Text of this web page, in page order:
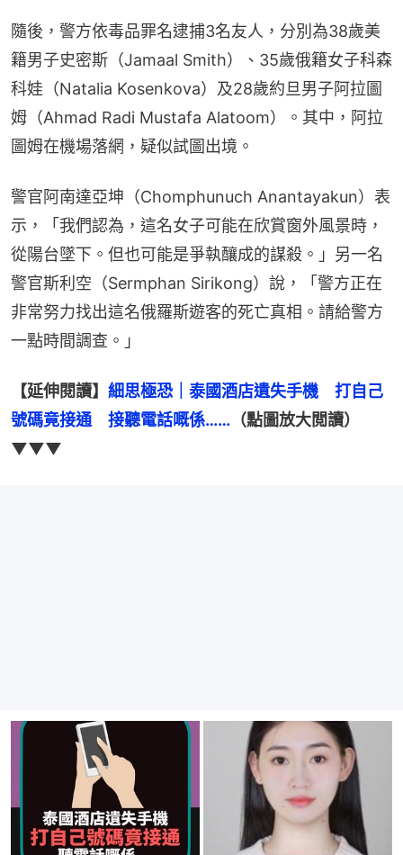
隨後，警方依毒品罪名逮捕3名友人，分別為38歲美
籍男子史密斯（Jamaal Smith）、35歲俄籍女子科森
科娃（Natalia Kosenkova）及28歲約旦男子阿拉圖
姆（Ahmad Radi Mustafa Alatoom）。其中，阿拉
圖姆在機場落網，疑似試圖出境。
警官阿南達亞坤（Chomphunuch Anantayakun）表
示，「我們認為，這名女子可能在欣賞窗外風景時，
從陽台墜下。但也可能是爭執釀成的謀殺。」另一名
警官斯利空（Sermphan Sirikong）說，「警方正在
非常努力找出這名俄羅斯遊客的死亡真相。請給警方
一點時間調查。」
【延伸閱讀】 細思極恐｜泰國酒店遺失手機　打自己
號碼竟接通　接聽電話嘅係…… （點圖放大閲讀）
▼▼▼